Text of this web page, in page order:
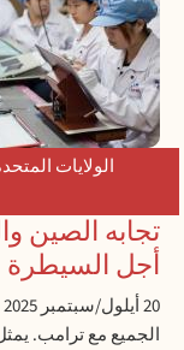
الولايات
تجابه الصين
أجل
20 أيلول/سبتمبر 2025
الجميع مع ترامب.